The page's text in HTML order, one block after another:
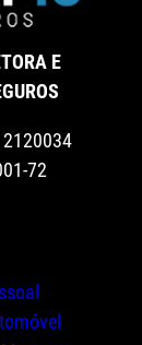
E
72